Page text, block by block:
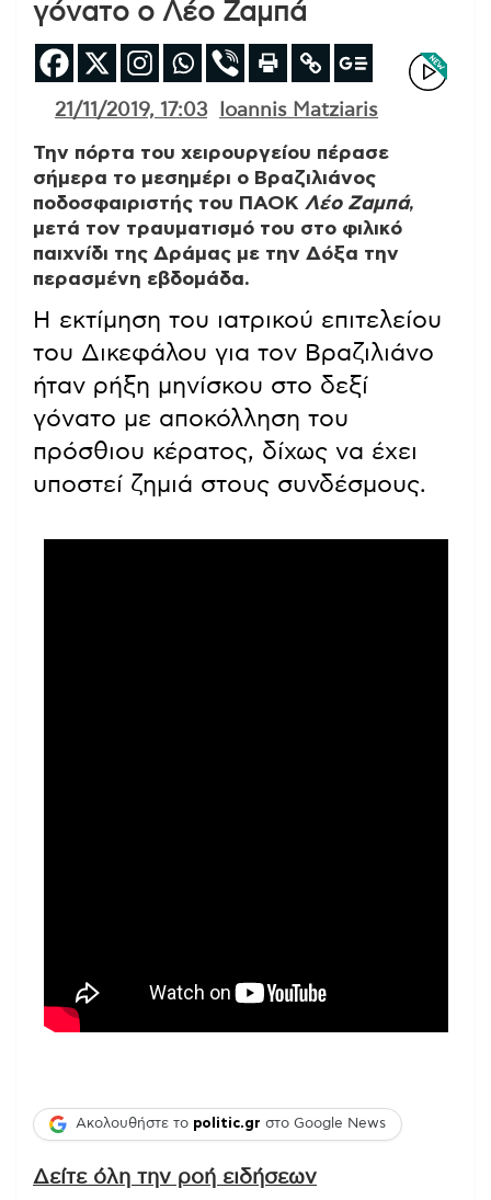
γόνατο ο Λέο Ζαμπά
21/11/2019, 17:03 Ioannis Matziaris
Την πόρτα του χειρουργείου πέρασε
σήμερα το μεσημέρι ο Βραζιλιάνος
ποδοσφαιριστής του ΠΑΟΚ Λέο Ζαμπά,
μετά τον τραυματισμό του στο φιλικό
παιχνίδι της Δράμας με την Δόξα την
περασμένη εβδομάδα.
Η εκτίμηση του ιατρικού επιτελείου
του Δικεφάλου για τον Βραζιλιάνο
ήταν ρήξη μηνίσκου στο δεξί
γόνατο με αποκόλληση του
πρόσθιου κέρατος, δίχως να έχει
υποστεί ζημιά στους συνδέσμους.
Ακολουθήστε το politic.gr στο Google News
Δείτε όλη την ροή ειδήσεων